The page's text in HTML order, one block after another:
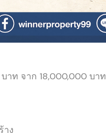
าท จาก 18,000,000 บาท
าง